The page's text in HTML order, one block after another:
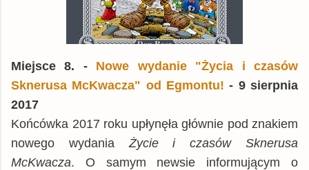
Miejsce 8. - Nowe wydanie "Życia i czasów
Sknerusa McKwacza" od Egmontu!- 9 sierpnia
2017
Końcówka 2017 roku upłynęła głównie pod znakiem
nowego wydaniaŻycie i czasów Sknerusa
McKwacza. O samym newsie informującym o